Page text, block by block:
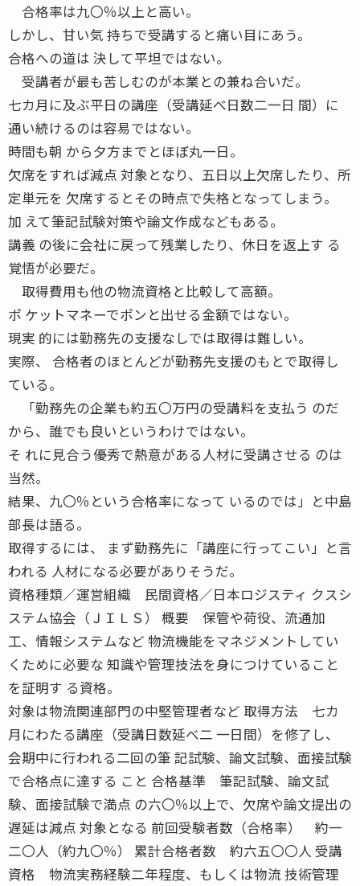
合格率は九〇％以上と高い。
しかし、甘い気 持ちで受講すると痛い目にあう。
合格への道は 決して平坦ではない。
受講者が最も苦しむのが本業との兼ね合いだ。
七カ月に及ぶ平日の講座（受講延べ日数二一日 間）に
通い続けるのは容易ではない。
時間も朝 から夕方までとほぼ丸一日。
欠席をすれば減点 対象となり、五日以上欠席したり、所
定単元を 欠席するとその時点で失格となってしまう。
加 えて筆記試験対策や論文作成などもある。
講義 の後に会社に戻って残業したり、休日を返上す る
覚悟が必要だ。
取得費用も他の物流資格と比較して高額。
ポ ケットマネーでポンと出せる金額ではない。
現実 的には勤務先の支援なしでは取得は難しい。
実際、 合格者のほとんどが勤務先支援のもとで取得し
ている。
「勤務先の企業も約五〇万円の受講料を支払う のだ
から、誰でも良いというわけではない。
そ れに見合う優秀で熱意がある人材に受講させる のは
当然。
結果、九〇％という合格率になって いるのでは」と中島
部長は語る。
取得するには、 まず勤務先に「講座に行ってこい」と言
われる 人材になる必要がありそうだ。
資格種類／運営組織 民間資格／日本ロジスティ クスシ
ステム協会（ＪＩＬＳ） 概要 保管や荷役、流通加
工、情報システムなど 物流機能をマネジメントしてい
くために必要な 知識や管理技法を身につけていること
を証明す る資格。
対象は物流関連部門の中堅管理者など 取得方法 七カ
月にわたる講座（受講日数延べ二 一日間）を修了し、
会期中に行われる二回の筆 記試験、論文試験、面接試験
で合格点に達する こと 合格基準 筆記試験、論文試
験、面接試験で満点 の六〇％以上で、欠席や論文提出の
遅延は減点 対象となる 前回受験者数（合格率） 約一
二〇人（約九〇％） 累計合格者数 約六五〇〇人 受講
資格 物流実務経験二年程度、もしくは物流 技術管理